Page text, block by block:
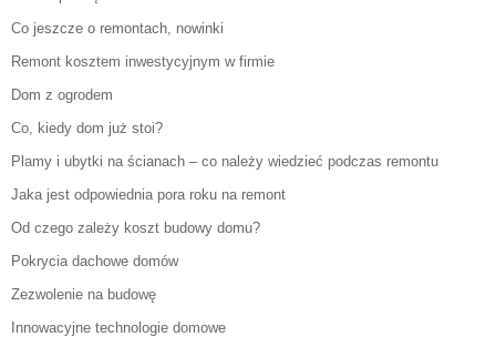
Co jeszcze o remontach, nowinki
Remont kosztem inwestycyjnym w firmie
Dom z ogrodem
Co, kiedy dom już stoi?
Plamy i ubytki na ścianach – co należy wiedzieć podczas remontu
Jaka jest odpowiednia pora roku na remont
Od czego zależy koszt budowy domu?
Pokrycia dachowe domów
Zezwolenie na budowę
Innowacyjne technologie domowe